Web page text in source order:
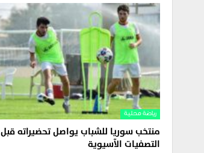
رياضة محلية
منتخب سوريا للشباب يواصل تحضيراته قبل
التصفيات الآسيوية